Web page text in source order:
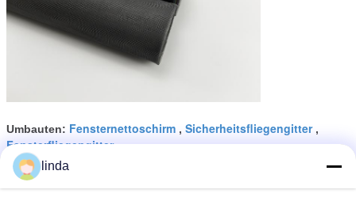
Umbauten: Fensternettoschirm , Sicherheitsfliegengitter,
Fensterfliegengitter
linda